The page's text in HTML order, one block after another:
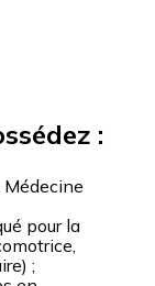
:
pour la
;